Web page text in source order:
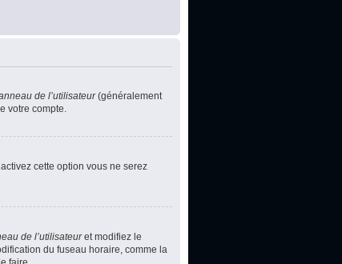
de l’utilisateur(généralement
votre compte.
cette option vous ne serez
de l’utilisateuret modifiez le
du fuseau horaire, comme la